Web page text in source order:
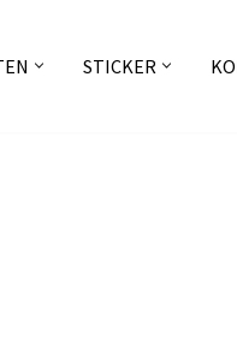
STICKER